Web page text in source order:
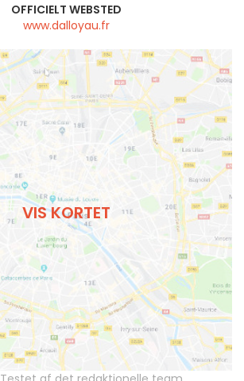
OFFICIELT WEBSTED
www.dalloyau.fr
VIS KORTET